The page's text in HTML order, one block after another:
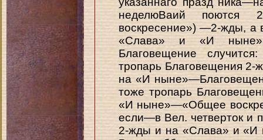
неделюВаий поются
воскресение») —2-жды, а
«Слава» и «И
Благовещение
тропарь Благовещения
на «И
тоже тропарь
«И ныне»—«Общее
если—в Вел. четверток и
2-жды и на «Слава» и «И